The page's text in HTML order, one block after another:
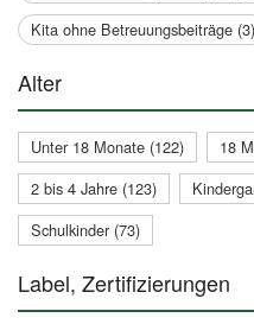
Kita ohne Betreuungsbeiträge (3)
Alter
Unter 18 Monate (122)
18
2 bis 4 Jahre (123)
Schulkinder (73)
Label, Zertifizierungen